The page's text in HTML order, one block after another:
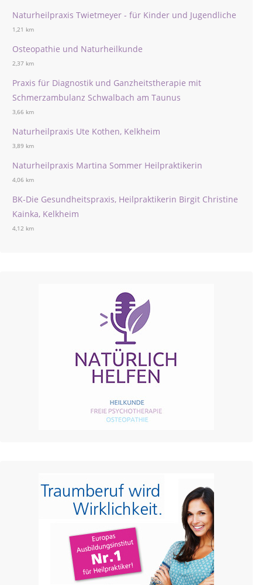
Naturheilpraxis Twietmeyer - für Kinder und Jugendliche
1,21 km
Osteopathie und Naturheilkunde
2,37 km
Praxis für Diagnostik und Ganzheitstherapie mit
Schmerzambulanz Schwalbach am Taunus
3,66 km
Naturheilpraxis Ute Kothen, Kelkheim
3,89 km
Naturheilpraxis Martina Sommer Heilpraktikerin
4,06 km
BK-Die Gesundheitspraxis, Heilpraktikerin Birgit Christine
Kainka, Kelkheim
4,12 km